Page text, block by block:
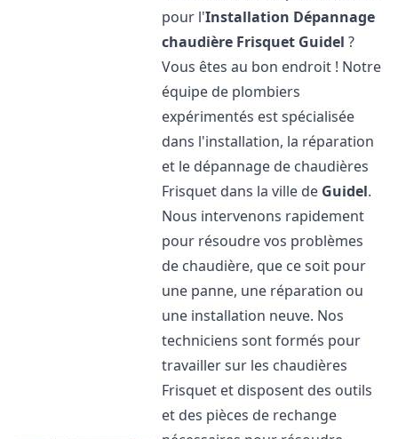
pour l'Installation Dépannage
chaudière Frisquet Guidel ?
Vous êtes au bon endroit ! Notre
équipe de plombiers
expérimentés est spécialisée
dans l'installation, la réparation
et le dépannage de chaudières
Frisquet dans la ville de Guidel.
Nous intervenons rapidement
pour résoudre vos problèmes
de chaudière, que ce soit pour
une panne, une réparation ou
une installation neuve. Nos
techniciens sont formés pour
travailler sur les chaudières
Frisquet et disposent des outils
et des pièces de rechange